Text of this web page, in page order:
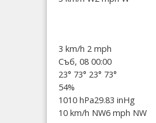
3 km/h 2 mph
Съб, 08 00:00
23° 73° 23° 73°
54%
1010 hPa29.83 inHg
10 km/h NW6 mph NW